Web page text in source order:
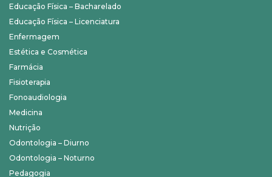
Educação Física – Bacharelado
Educação Física – Licenciatura
Enfermagem
Estética e Cosmética
Farmácia
Fisioterapia
Fonoaudiologia
Medicina
Nutrição
Odontologia – Diurno
Odontologia – Noturno
Pedagogia